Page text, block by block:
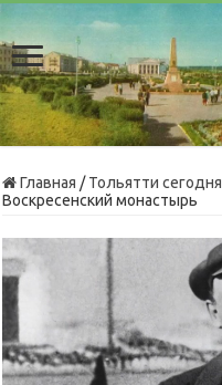
Главная / Тольятти сегодня
Воскресенский монастырь